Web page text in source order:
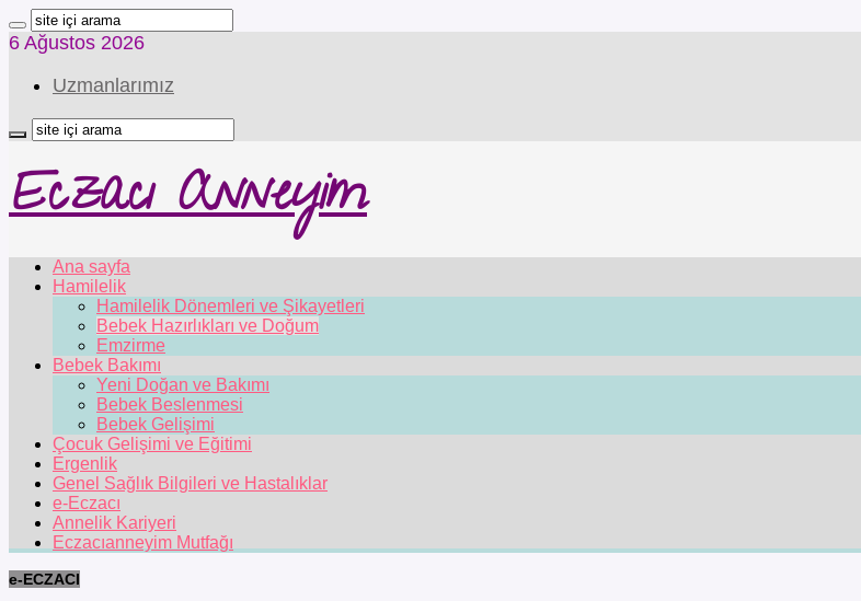
6 Ağustos 2026
Uzmanlarımız
Eczacı Anneyim
Ana sayfa
Hamilelik
Hamilelik Dönemleri ve Şikayetleri
Bebek Hazırlıkları ve Doğum
Emzirme
Bebek Bakımı
Yeni Doğan ve Bakımı
Bebek Beslenmesi
Bebek Gelişimi
Çocuk Gelişimi ve Eğitimi
Ergenlik
Genel Sağlık Bilgileri ve Hastalıklar
e-Eczacı
Annelik Kariyeri
Eczacıanneyim Mutfağı
e-ECZACI